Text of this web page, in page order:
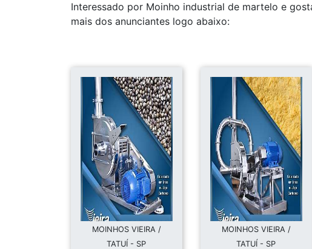
Interessado por Moinho industrial de martelo e
mais dos anunciantes logo abaixo:
MOINHOS VIEIRA /
TATUÍ - SP
MOINHOS VIEIRA /
TATUÍ - SP